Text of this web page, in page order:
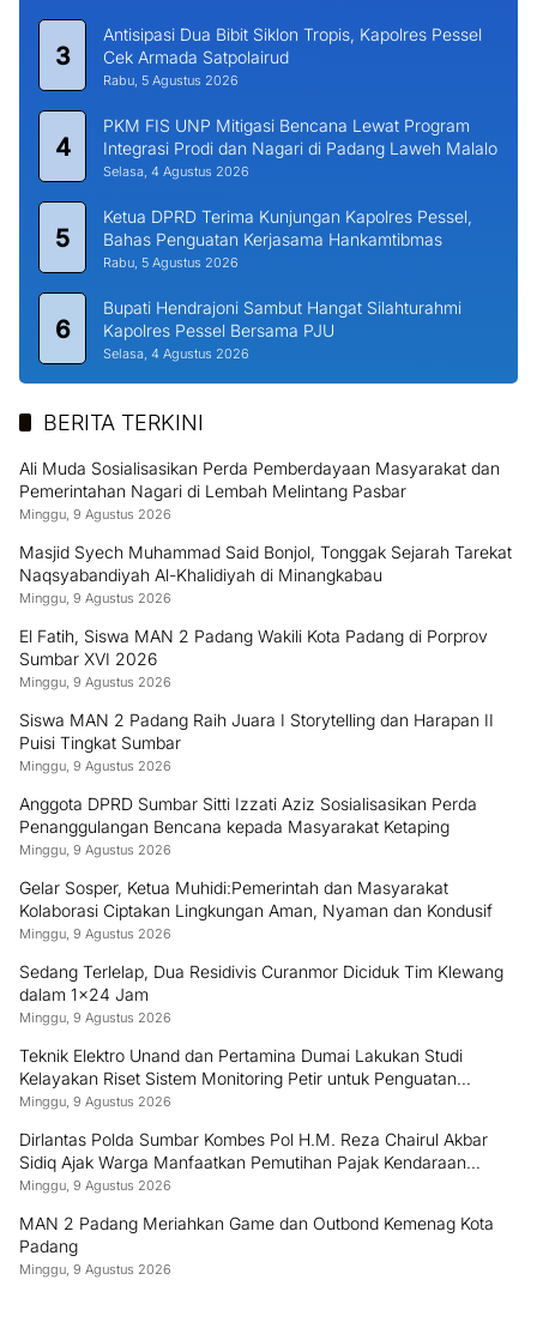
3
Antisipasi Dua Bibit Siklon Tropis, Kapolres Pessel
Cek Armada Satpolairud
Rabu, 5 Agustus 2026
4
PKM FIS UNP Mitigasi Bencana Lewat Program
Integrasi Prodi dan Nagari di Padang Laweh Malalo
Selasa, 4 Agustus 2026
5
Ketua DPRD Terima Kunjungan Kapolres Pessel,
Bahas Penguatan Kerjasama Hankamtibmas
Rabu, 5 Agustus 2026
6
Bupati Hendrajoni Sambut Hangat Silahturahmi
Kapolres Pessel Bersama PJU
Selasa, 4 Agustus 2026
BERITA TERKINI
Ali Muda Sosialisasikan Perda Pemberdayaan Masyarakat dan
Pemerintahan Nagari di Lembah Melintang Pasbar
Minggu, 9 Agustus 2026
Masjid Syech Muhammad Said Bonjol, Tonggak Sejarah Tarekat
Naqsyabandiyah Al-Khalidiyah di Minangkabau
Minggu, 9 Agustus 2026
El Fatih, Siswa MAN 2 Padang Wakili Kota Padang di Porprov
Sumbar XVI 2026
Minggu, 9 Agustus 2026
Siswa MAN 2 Padang Raih Juara I Storytelling dan Harapan II
Puisi Tingkat Sumbar
Minggu, 9 Agustus 2026
Anggota DPRD Sumbar Sitti Izzati Aziz Sosialisasikan Perda
Penanggulangan Bencana kepada Masyarakat Ketaping
Minggu, 9 Agustus 2026
Gelar Sosper, Ketua Muhidi:Pemerintah dan Masyarakat
Kolaborasi Ciptakan Lingkungan Aman, Nyaman dan Kondusif
Minggu, 9 Agustus 2026
Sedang Terlelap, Dua Residivis Curanmor Diciduk Tim Klewang
dalam 1×24 Jam
Minggu, 9 Agustus 2026
Teknik Elektro Unand dan Pertamina Dumai Lakukan Studi
Kelayakan Riset Sistem Monitoring Petir untuk Penguatan
Keamanan Industri
Minggu, 9 Agustus 2026
Dirlantas Polda Sumbar Kombes Pol H.M. Reza Chairul Akbar
Sidiq Ajak Warga Manfaatkan Pemutihan Pajak Kendaraan
hingga 31 Desember 2026
Minggu, 9 Agustus 2026
MAN 2 Padang Meriahkan Game dan Outbond Kemenag Kota
Padang
Minggu, 9 Agustus 2026